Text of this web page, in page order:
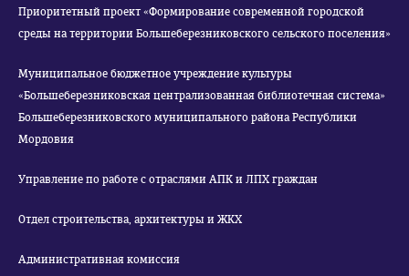
Приоритетный проект «Формирование современной городской
среды на территории Большеберезниковского сельского поселения»
Муниципальное бюджетное учреждение культуры
«Большеберезниковская централизованная библиотечная система»
Большеберезниковского муниципального района Республики
Мордовия
Управление по работе с отраслями АПК и ЛПХ граждан
Отдел строительства, архитектуры и ЖКХ
Административная комиссия